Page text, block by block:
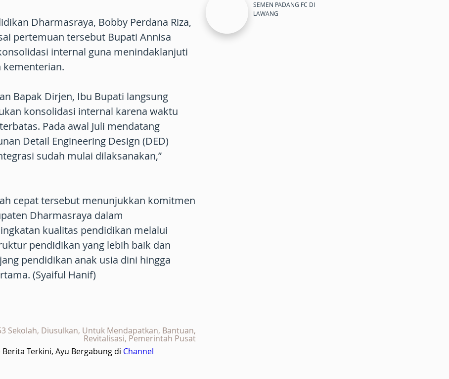
Dharmasraya, Bobby Perdana Riza,
pertemuan tersebut Bupati Annisa
internal guna menindaklanjuti
kementerian.
Bapak Dirjen, Ibu Bupati langsung
konsolidasi internal karena waktu
Pada awal Juli mendatang
Detail Engineering Design (DED)
sudah mulai dilaksanakan,”
cepat tersebut menunjukkan komitmen
Dharmasraya dalam
kualitas pendidikan melalui
pendidikan yang lebih baik dan
pendidikan anak usia dini hingga
(Syaiful Hanif)
Sekolah, Diusulkan, Untuk Mendapatkan, Bantuan,
Revitalisasi, Pemerintah Pusat
Terkini, Ayu Bergabung di Channel
SEMEN PADANG FC DI
LAWANG